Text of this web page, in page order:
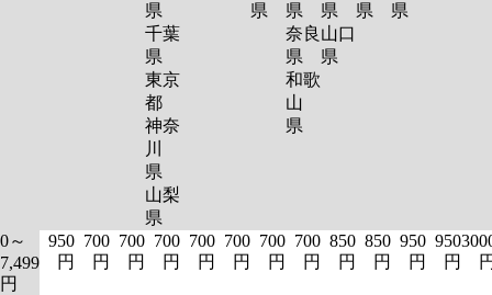
県
千葉
県
東京
都
神奈
川
県
山梨
県
県 県
奈良
県
和歌
山
県
県
山口
県
県 県
0～
7,499
円
950
円
700
円
700
円
700
円
700
円
700
円
700
円
700
円
850
円
850
円
950
円
950
円